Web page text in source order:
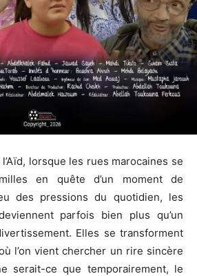
lorsque les rues marocaines se
en quête d’un moment de
des pressions du quotidien, les
parfois bien plus qu’un
Elles se transforment
l’on vient chercher un rire sincère
serait-ce que temporairement, le